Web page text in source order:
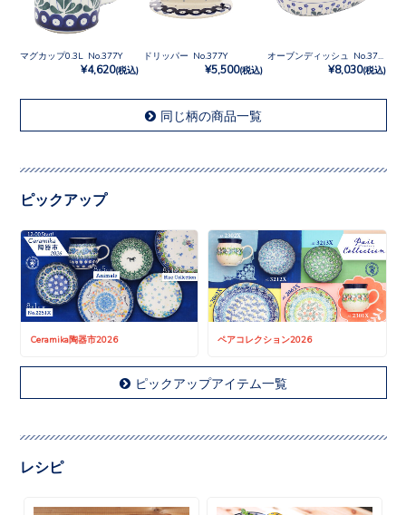
マグカップ0.3L No.377Y
¥4,620(税込)
ドリッパー No.377Y
¥5,500(税込)
オーブンディッシュ No.377Y
¥8,030(税込)
同じ柄の商品一覧
ピックアップ
Ceramika陶器市2026 ペアコレクション2026
ピックアップアイテム一覧
レシピ